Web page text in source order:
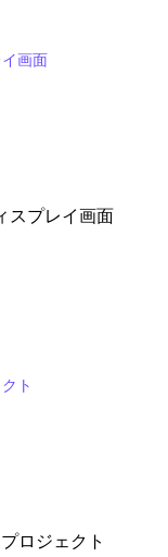
スプレイ画面
ロジェクト